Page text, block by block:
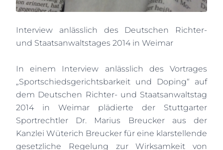
Interview anlässlich des Deutschen Richter-
und Staatsanwaltstages 2014 in Weimar
In einem Interview anlässlich des Vortrages
„Sportschiedsgerichtsbarkeit und Doping“ auf
dem Deutschen Richter- und Staatsanwaltstag
2014 in Weimar plädierte der Stuttgarter
Sportrechtler Dr. Marius Breucker aus der
Kanzlei Wüterich Breucker für eine klarstellende
gesetzliche Regelung zur Wirksamkeit von